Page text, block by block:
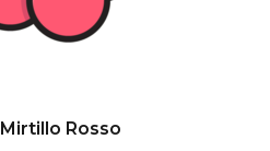
Mirtillo Rosso